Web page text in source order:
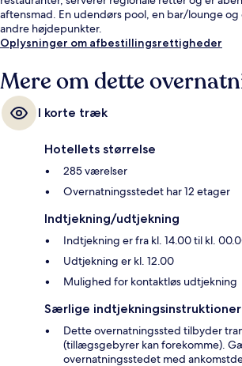
aftensmad. En udendørs pool, en bar/lounge
andre højdepunkter.
Oplysninger om afbestillingsrettigheder
Mere om dette
I korte træk
Hotellets størrelse
285 værelser
Overnatningsstedet har 12 etager
Indtjekning/udtjekning
Indtjekning er fra kl. 14.00 til kl.
Udtjekning er kl. 12.00
Mulighed for kontaktløs udtjekning
Særlige indtjekningsinstruktioner
Dette overnatningssted tilbyder
(tillægsgebyrer kan forekomme).
overnatningsstedet med